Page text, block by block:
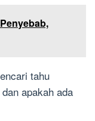
tahu
apakah ada